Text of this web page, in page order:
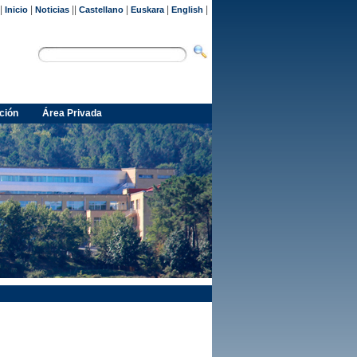
Inicio Noticias Castellano Euskara| English
Área Privada